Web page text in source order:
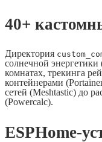
40+
Директория
солнечной
комнатах, трекинга
контейнерами
сетей (Meshtastic) до
(Powercalc).
ESPHome-